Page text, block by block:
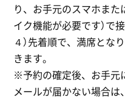
り、お手元のスマホま
イク機能が必要です）で
４）先着順で、満席とな
きます。
※予約の確定後、お手元
メールが届かない場合